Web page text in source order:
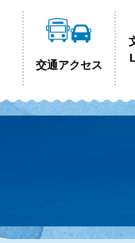
交通アクセス